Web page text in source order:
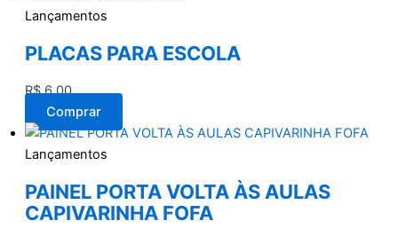
Lançamentos
PLACAS PARA ESCOLA
R$6,00
Comprar
Lançamentos
PAINEL PORTA VOLTA ÀS AULAS
CAPIVARINHA FOFA